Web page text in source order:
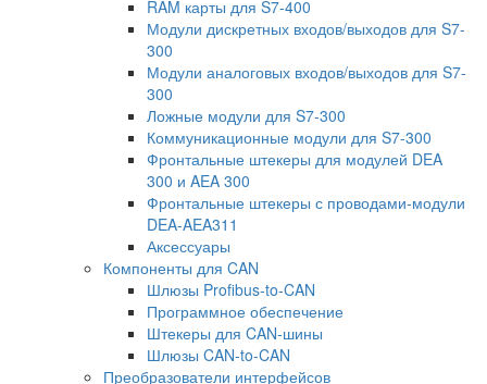
RAM карты для S7-400
Модули дискретных входов/выходов для S7-
300
Модули аналоговых входов/выходов для S7-
300
Ложные модули для S7-300
Коммуникационные модули для S7-300
Фронтальные штекеры для модулей DEA
300 и AEA 300
Фронтальные штекеры с проводами-модули
DEA-AEA311
Аксессуары
Компоненты для CAN
Шлюзы Profibus-to-CAN
Программное обеспечение
Штекеры для CAN-шины
Шлюзы CAN-to-CAN
Преобразователи интерфейсов